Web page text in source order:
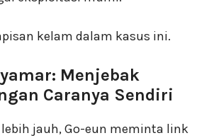
kelam dalam kasus ini.
Menjebak
Caranya Sendiri
jauh, Go-eun meminta link